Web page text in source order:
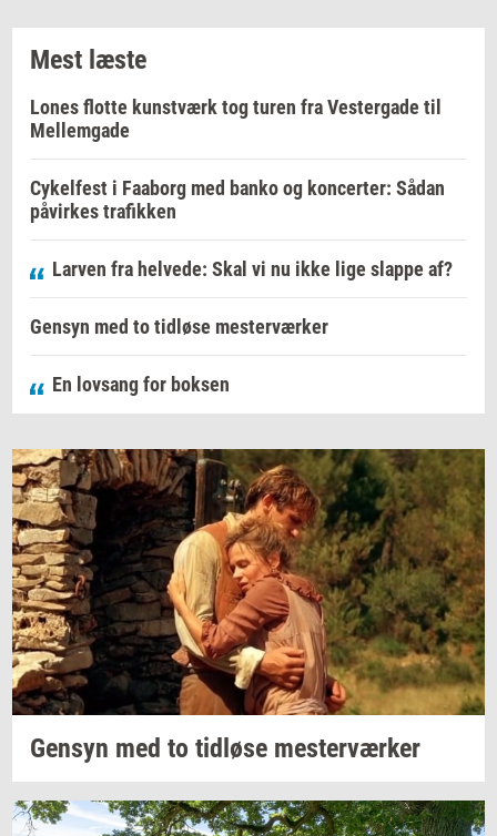
Mest læste
Lones flotte kunstværk tog turen fra Vestergade til
Mellemgade
Cykelfest i Faaborg med banko og koncerter: Sådan
påvirkes trafikken
Larven fra helvede: Skal vi nu ikke lige slappe af?
Gensyn med to tidløse mesterværker
En lovsang for boksen
Gen­syn med to tid­lø­se mester­vær­ker